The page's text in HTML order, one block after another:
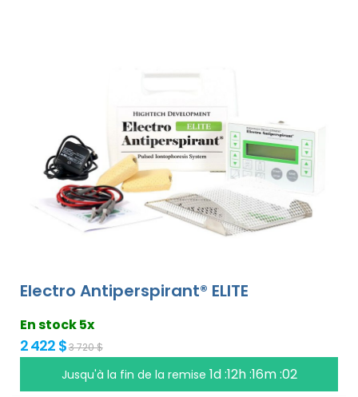
Electro Antiperspirant® ELITE
En stock 5x
2 422 $3 720 $
Jusqu'à la fin de la remise1d :12h :16m :01